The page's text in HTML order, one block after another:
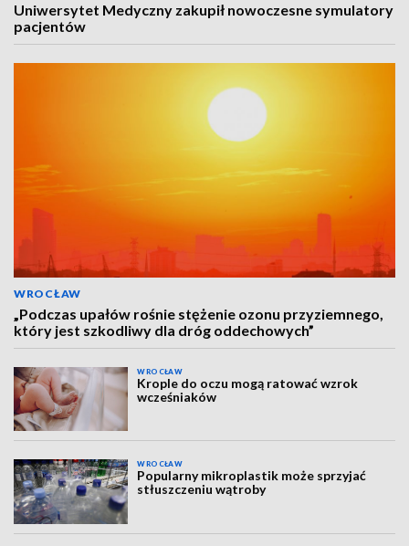
Uniwersytet Medyczny zakupił nowoczesne symulatory
pacjentów
WROCŁAW
„Podczas upałów rośnie stężenie ozonu przyziemnego,
który jest szkodliwy dla dróg oddechowych”
WROCŁAW
Krople do oczu mogą ratować wzrok
wcześniaków
WROCŁAW
Popularny mikroplastik może sprzyjać
stłuszczeniu wątroby